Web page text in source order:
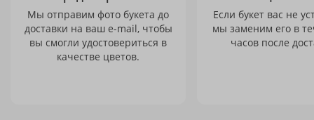
Мы отправим фото букета до
доставки на ваш e-mail, чтобы
вы смогли удостовериться в
качестве цветов.
Если букет вас не
мы заменим его в
часов после